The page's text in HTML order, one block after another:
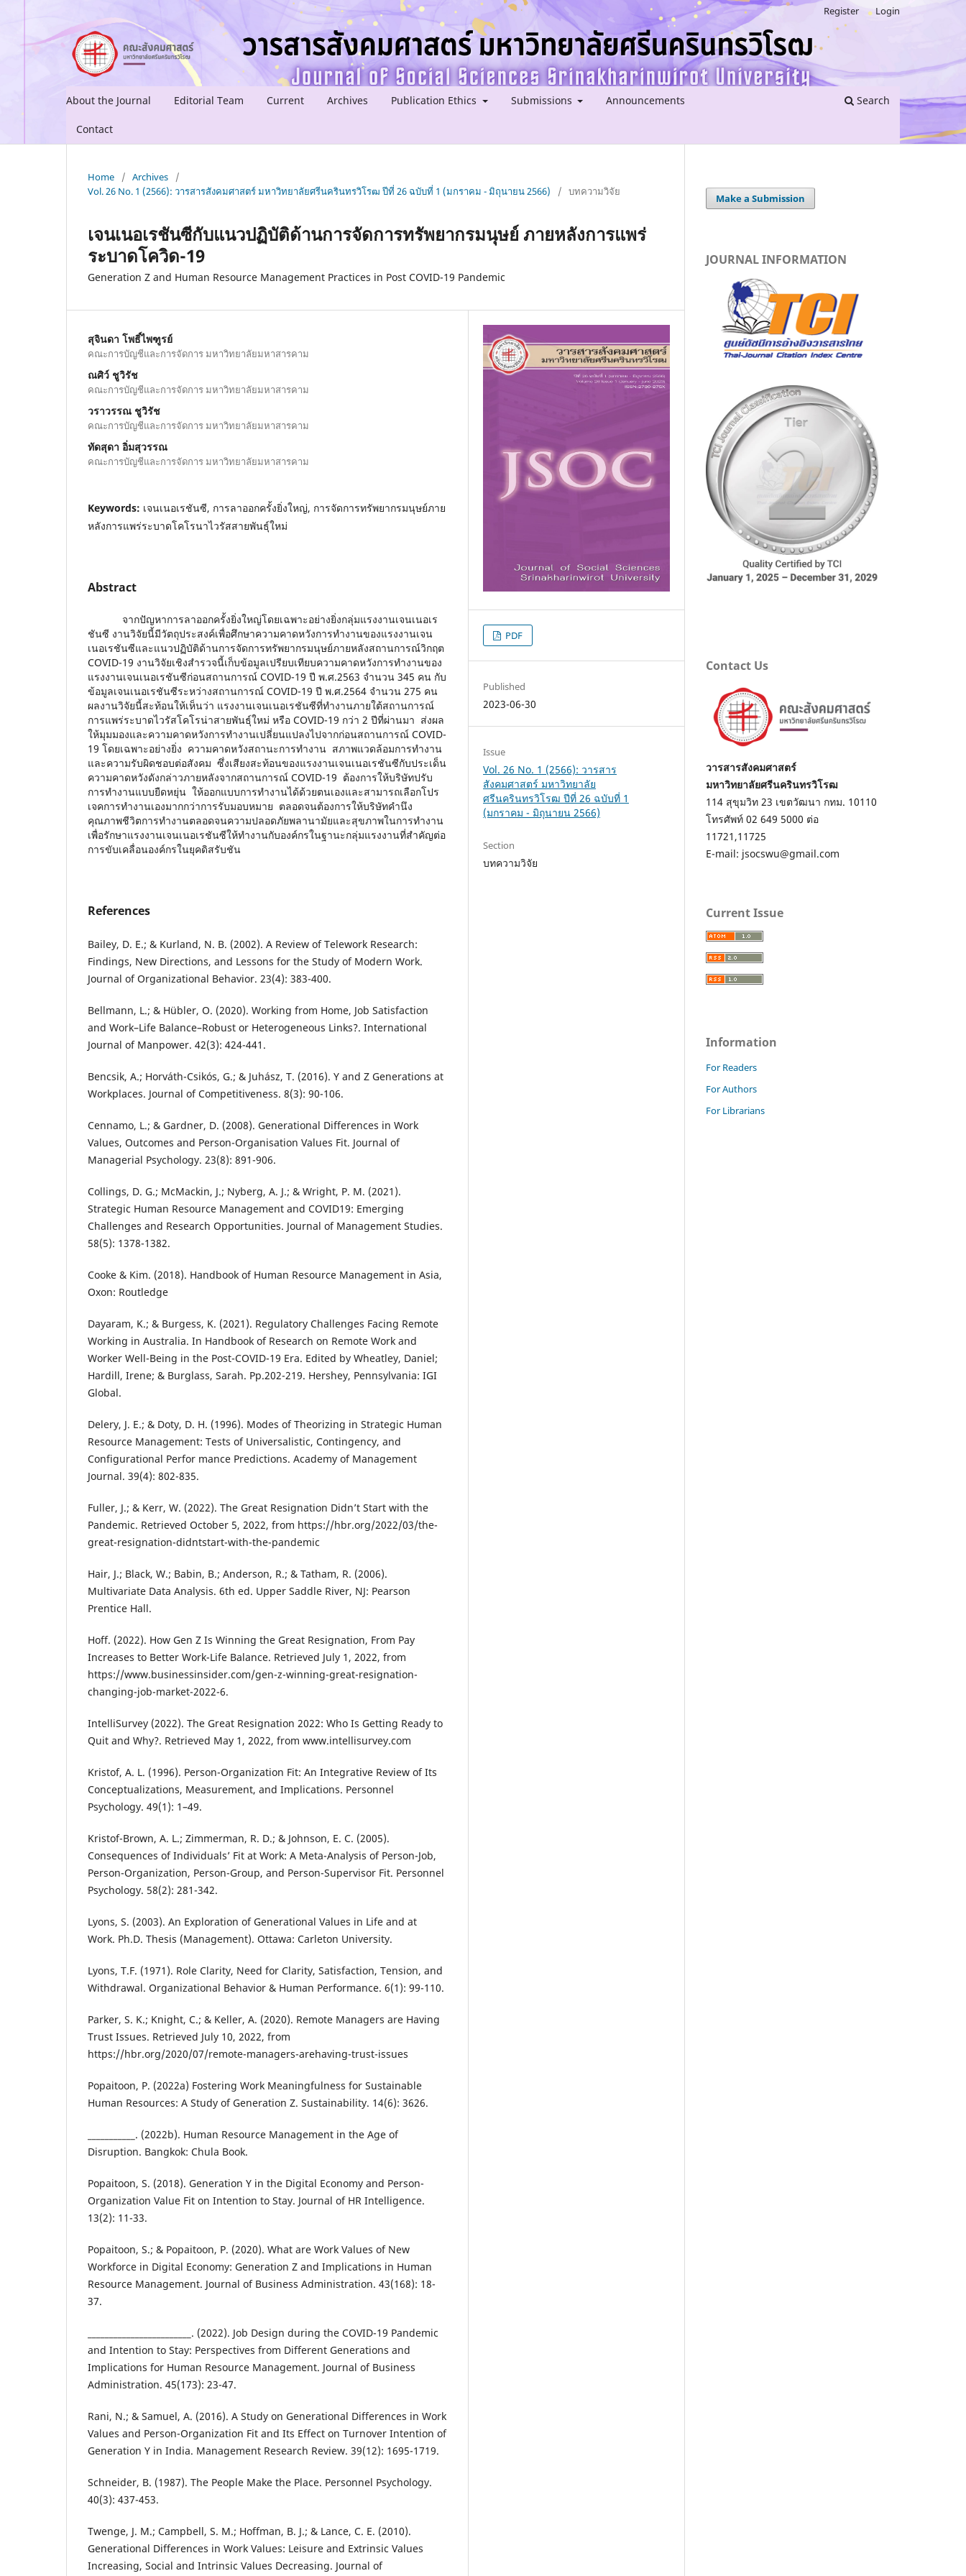
About the Journal Editorial Team Current Archives Publication Ethics Submissions Announcements
Contact
Search
Register Login
Home / Archives
/
Vol. 26 No. 1 (2566): วารสารสังคมศาสตร์ มหาวิทยาลัยศรีนครินทรวิโรฒ ปีที่ 26 ฉบับที่ 1 (มกราคม - มิถุนายน 2566)
/ บทความวิจัย
เจนเนอเรชันซีกับแนวปฏิบัติด้านการจัดการทรัพยากรมนุษย์ ภายหลังการแพร่
ระบาดโควิด-19
Generation Z and Human Resource Management Practices in Post COVID-19 Pandemic
สุจินดา โพธิ์ไพฑูรย์
คณะการบัญชีและการจัดการ มหาวิทยาลัยมหาสารคาม
ณศิว์ ชูวิรัช
คณะการบัญชีและการจัดการ มหาวิทยาลัยมหาสารคาม
วราวรรณ ชูวิรัช
คณะการบัญชีและการจัดการ มหาวิทยาลัยมหาสารคาม
ทัดสุดา อิ่มสุวรรณ
คณะการบัญชีและการจัดการ มหาวิทยาลัยมหาสารคาม
Keywords: เจนเนอเรชันซี, การลาออกครั้งยิ่งใหญ่, การจัดการทรัพยากรมนุษย์ภาย
หลังการแพร่ระบาดโคโรนาไวรัสสายพันธุ์ใหม่
Abstract
จากปัญหาการลาออกครั้งยิ่งใหญ่โดยเฉพาะอย่างยิ่งกลุ่มแรงงานเจนเนอเร
ชันซี งานวิจัยนี้มีวัตถุประสงค์เพื่อศึกษาความคาดหวังการทำงานของแรงงานเจน
เนอเรชันซีและแนวปฏิบัติด้านการจัดการทรัพยากรมนุษย์ภายหลังสถานการณ์วิกฤต
COVID-19 งานวิจัยเชิงสำรวจนี้เก็บข้อมูลเปรียบเทียบความคาดหวังการทำงานของ
แรงงานเจนเนอเรชันซีก่อนสถานการณ์ COVID-19 ปี พ.ศ.2563 จำนวน 345 คน กับ
ข้อมูลเจนเนอเรชันซีระหว่างสถานการณ์ COVID-19 ปี พ.ศ.2564 จำนวน 275 คน
ผลงานวิจัยนี้สะท้อนให้เห็นว่า แรงงานเจนเนอเรชันซีที่ทำงานภายใต้สถานการณ์
การแพร่ระบาดไวรัสโคโรน่าสายพันธุ์ใหม่ หรือ COVID-19 กว่า 2 ปีที่ผ่านมา ส่งผล
ให้มุมมองและความคาดหวังการทำงานเปลี่ยนแปลงไปจากก่อนสถานการณ์ COVID-
19 โดยเฉพาะอย่างยิ่ง ความคาดหวังสถานะการทำงาน สภาพแวดล้อมการทำงาน
และความรับผิดชอบต่อสังคม ซึ่งเสียงสะท้อนของแรงงานเจนเนอเรชันซีกับประเด็น
ความคาดหวังดังกล่าวภายหลังจากสถานการณ์ COVID-19 ต้องการให้บริษัทปรับ
การทำงานแบบยืดหยุ่น ให้ออกแบบการทำงานได้ด้วยตนเองและสามารถเลือกโปร
เจคการทำงานเองมากกว่าการรับมอบหมาย ตลอดจนต้องการให้บริษัทคำนึง
คุณภาพชีวิตการทำงานตลอดจนความปลอดภัยพลานามัยและสุขภาพในการทำงาน
เพื่อรักษาแรงงานเจนเนอเรชันซีให้ทำงานกับองค์กรในฐานะกลุ่มแรงงานที่สำคัญต่อ
การขับเคลื่อนองค์กรในยุคดิสรับชัน
References
Bailey, D. E.; & Kurland, N. B. (2002). A Review of Telework Research:
Findings, New Directions, and Lessons for the Study of Modern Work.
Journal of Organizational Behavior. 23(4): 383-400.
Bellmann, L.; & Hübler, O. (2020). Working from Home, Job Satisfaction
and Work–Life Balance–Robust or Heterogeneous Links?. International
Journal of Manpower. 42(3): 424-441.
Bencsik, A.; Horváth-Csikós, G.; & Juhász, T. (2016). Y and Z Generations at
Workplaces. Journal of Competitiveness. 8(3): 90-106.
Cennamo, L.; & Gardner, D. (2008). Generational Differences in Work
Values, Outcomes and Person-Organisation Values Fit. Journal of
Managerial Psychology. 23(8): 891-906.
Collings, D. G.; McMackin, J.; Nyberg, A. J.; & Wright, P. M. (2021).
Strategic Human Resource Management and COVID19: Emerging
Challenges and Research Opportunities. Journal of Management Studies.
58(5): 1378-1382.
Cooke & Kim. (2018). Handbook of Human Resource Management in Asia,
Oxon: Routledge
Dayaram, K.; & Burgess, K. (2021). Regulatory Challenges Facing Remote
Working in Australia. In Handbook of Research on Remote Work and
Worker Well-Being in the Post-COVID-19 Era. Edited by Wheatley, Daniel;
Hardill, Irene; & Burglass, Sarah. Pp.202-219. Hershey, Pennsylvania: IGI
Global.
Delery, J. E.; & Doty, D. H. (1996). Modes of Theorizing in Strategic Human
Resource Management: Tests of Universalistic, Contingency, and
Configurational Perfor mance Predictions. Academy of Management
Journal. 39(4): 802-835.
Fuller, J.; & Kerr, W. (2022). The Great Resignation Didn’t Start with the
Pandemic. Retrieved October 5, 2022, from https://hbr.org/2022/03/the-
great-resignation-didntstart-with-the-pandemic
Hair, J.; Black, W.; Babin, B.; Anderson, R.; & Tatham, R. (2006).
Multivariate Data Analysis. 6th ed. Upper Saddle River, NJ: Pearson
Prentice Hall.
Hoff. (2022). How Gen Z Is Winning the Great Resignation, From Pay
Increases to Better Work-Life Balance. Retrieved July 1, 2022, from
https://www.businessinsider.com/gen-z-winning-great-resignation-
changing-job-market-2022-6.
IntelliSurvey (2022). The Great Resignation 2022: Who Is Getting Ready to
Quit and Why?. Retrieved May 1, 2022, from www.intellisurvey.com
Kristof, A. L. (1996). Person-Organization Fit: An Integrative Review of Its
Conceptualizations, Measurement, and Implications. Personnel
Psychology. 49(1): 1–49.
Kristof-Brown, A. L.; Zimmerman, R. D.; & Johnson, E. C. (2005).
Consequences of Individuals’ Fit at Work: A Meta-Analysis of Person-Job,
Person-Organization, Person-Group, and Person-Supervisor Fit. Personnel
Psychology. 58(2): 281-342.
Lyons, S. (2003). An Exploration of Generational Values in Life and at
Work. Ph.D. Thesis (Management). Ottawa: Carleton University.
Lyons, T.F. (1971). Role Clarity, Need for Clarity, Satisfaction, Tension, and
Withdrawal. Organizational Behavior & Human Performance. 6(1): 99-110.
Parker, S. K.; Knight, C.; & Keller, A. (2020). Remote Managers are Having
Trust Issues. Retrieved July 10, 2022, from
https://hbr.org/2020/07/remote-managers-arehaving-trust-issues
Popaitoon, P. (2022a) Fostering Work Meaningfulness for Sustainable
Human Resources: A Study of Generation Z. Sustainability. 14(6): 3626.
___________. (2022b). Human Resource Management in the Age of
Disruption. Bangkok: Chula Book.
Popaitoon, S. (2018). Generation Y in the Digital Economy and Person-
Organization Value Fit on Intention to Stay. Journal of HR Intelligence.
13(2): 11-33.
Popaitoon, S.; & Popaitoon, P. (2020). What are Work Values of New
Workforce in Digital Economy: Generation Z and Implications in Human
Resource Management. Journal of Business Administration. 43(168): 18-
37.
________________________. (2022). Job Design during the COVID-19 Pandemic
and Intention to Stay: Perspectives from Different Generations and
Implications for Human Resource Management. Journal of Business
Administration. 45(173): 23-47.
Rani, N.; & Samuel, A. (2016). A Study on Generational Differences in Work
Values and Person-Organization Fit and Its Effect on Turnover Intention of
Generation Y in India. Management Research Review. 39(12): 1695-1719.
Schneider, B. (1987). The People Make the Place. Personnel Psychology.
40(3): 437-453.
Twenge, J. M.; Campbell, S. M.; Hoffman, B. J.; & Lance, C. E. (2010).
Generational Differences in Work Values: Leisure and Extrinsic Values
Increasing, Social and Intrinsic Values Decreasing. Journal of
PDF
Published
2023-06-30
Issue
Vol. 26 No. 1 (2566): วารสาร
สังคมศาสตร์ มหาวิทยาลัย
ศรีนครินทรวิโรฒ ปีที่ 26 ฉบับที่ 1
(มกราคม - มิถุนายน 2566)
Section
บทความวิจัย
Make a Submission
JOURNAL INFORMATION
Contact Us
วารสารสังคมศาสตร์
มหาวิทยาลัยศรีนครินทรวิโรฒ
114 สุขุมวิท 23 เขตวัฒนา กทม. 10110
โทรศัพท์ 02 649 5000 ต่อ
11721,11725
E-mail: jsocswu@gmail.com
Current Issue
Information
For Readers
For Authors
For Librarians